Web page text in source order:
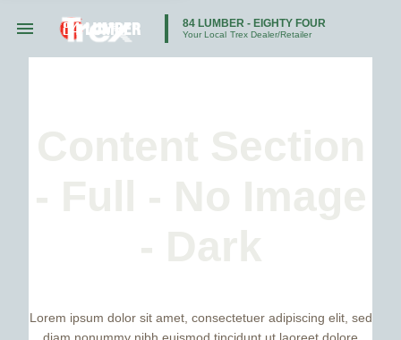
84 LUMBER - EIGHTY FOUR
Your Local Trex Dealer/Retailer
Lorem ipsum dolor sit amet, consectetuer adipiscing elit, sed
diam nonummy nibh euismod tincidunt ut laoreet dolore